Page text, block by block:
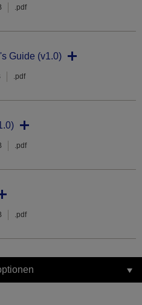
.pdf
Guide (v1.0)
.pdf
.pdf
.pdf